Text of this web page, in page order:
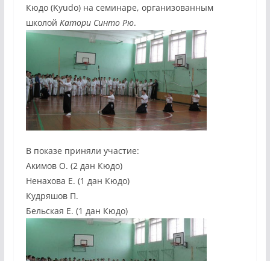
Кюдо (Kyudo) на семинаре, организованным
школой Катори Синто Рю.
В показе приняли участие:
Акимов О. (2 дан Кюдо)
Ненахова Е. (1 дан Кюдо)
Кудряшов П.
Бельская Е. (1 дан Кюдо)